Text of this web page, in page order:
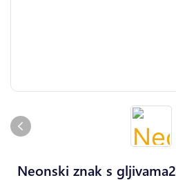
Neonski znak s gljivama2